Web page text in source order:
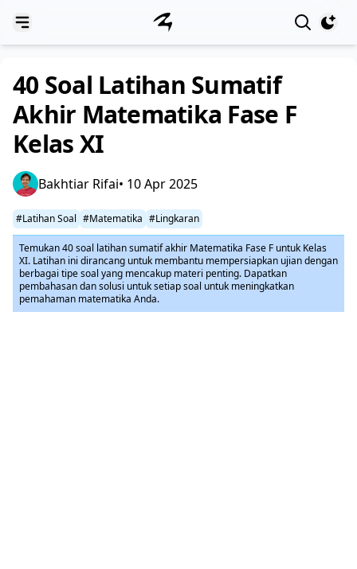
View
40 Soal Latihan Sumatif
Akhir Matematika Fase F
Kelas XI
Bakhtiar Rifai• 10 Apr 2025
#Latihan Soal #Matematika #Lingkaran
Temukan 40 soal latihan sumatif akhir Matematika Fase F untuk Kelas
XI. Latihan ini dirancang untuk membantu mempersiapkan ujian dengan
berbagai tipe soal yang mencakup materi penting. Dapatkan
pembahasan dan solusi untuk setiap soal untuk meningkatkan
pemahaman matematika Anda.